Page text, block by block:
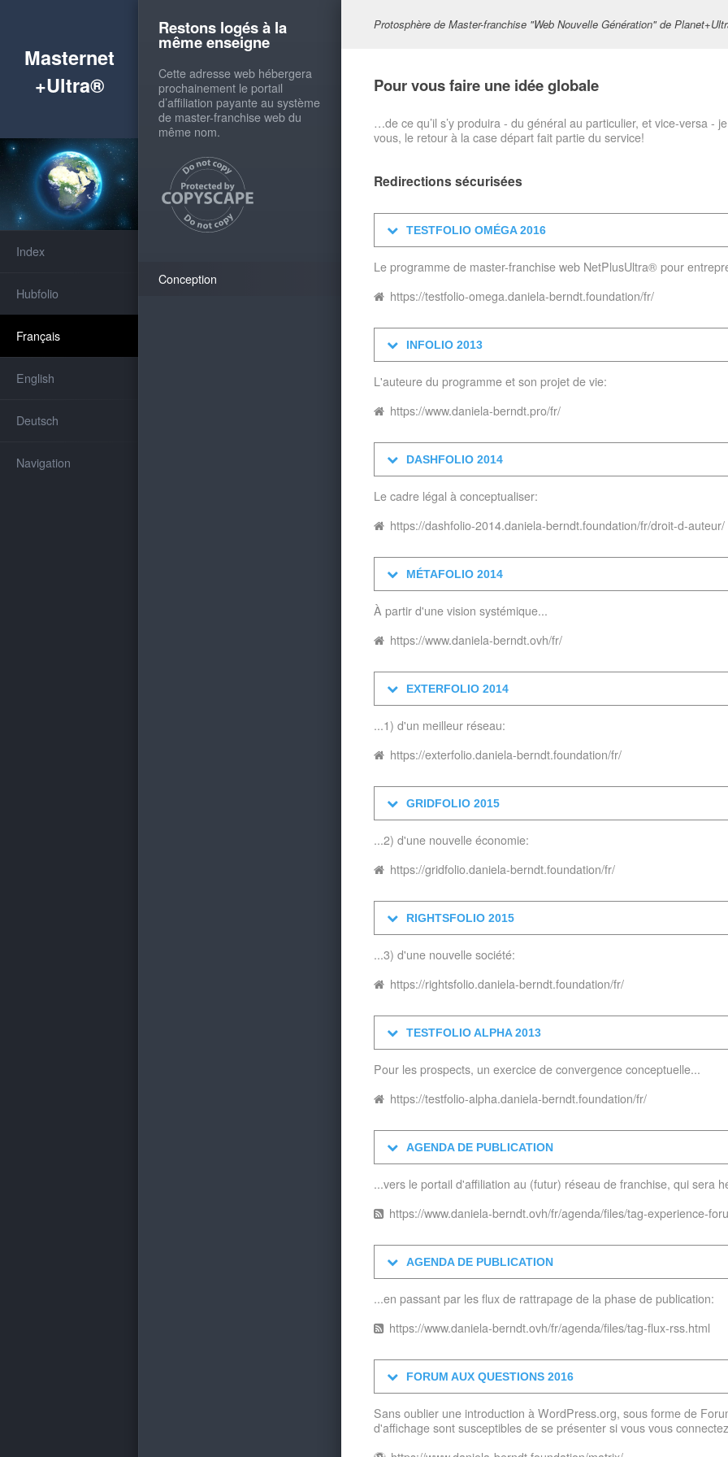
Masternet
+Ultra®
Index
Hubfolio
Français
English
Deutsch
Navigation
Restons logés à la
même enseigne
Cette adresse web hébergera
prochainement le portail
d’affiliation payante au système
de master-franchise web du
même nom.
Conception
Protosphère de Master-franchise "Web Nouvelle Génération" de
Pour vous faire une idée globale
…de ce qu’il s’y produira - du général au particulier, et vice-versa -
vous, le retour à la case départ fait partie du service!
Redirections sécurisées
TESTFOLIO OMÉGA 2016
Le programme de master-franchise web NetPlusUltra® pour
https://testfolio-omega.daniela-berndt.foundation/fr/
INFOLIO 2013
L'auteure du programme et son projet de vie:
https://www.daniela-berndt.pro/fr/
DASHFOLIO 2014
Le cadre légal à conceptualiser:
https://dashfolio-2014.daniela-berndt.foundation/fr/droit-d-auteur/
MÉTAFOLIO 2014
À partir d'une vision systémique...
https://www.daniela-berndt.ovh/fr/
EXTERFOLIO 2014
...1) d'un meilleur réseau:
https://exterfolio.daniela-berndt.foundation/fr/
GRIDFOLIO 2015
...2) d'une nouvelle économie:
https://gridfolio.daniela-berndt.foundation/fr/
RIGHTSFOLIO 2015
...3) d'une nouvelle société:
https://rightsfolio.daniela-berndt.foundation/fr/
TESTFOLIO ALPHA 2013
Pour les prospects, un exercice de convergence conceptuelle...
https://testfolio-alpha.daniela-berndt.foundation/fr/
AGENDA DE PUBLICATION
...vers le portail d'affiliation au (futur) réseau de franchise, qui sera
https://www.daniela-berndt.ovh/fr/agenda/files/tag-experience-
AGENDA DE PUBLICATION
...en passant par les flux de rattrapage de la phase de publication:
https://www.daniela-berndt.ovh/fr/agenda/files/tag-flux-rss.html
FORUM AUX QUESTIONS 2016
Sans oublier une introduction à WordPress.org, sous forme de
d'affichage sont susceptibles de se présenter si vous vous